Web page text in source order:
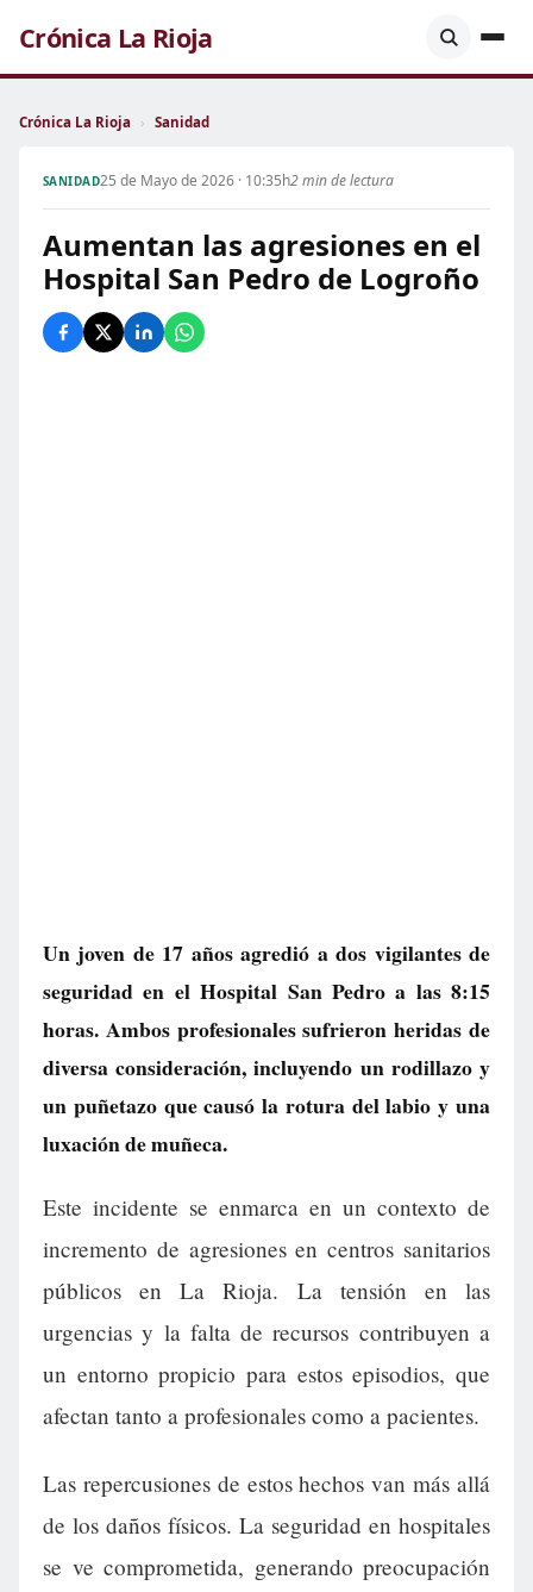
Crónica La Rioja
Crónica La Rioja › Sanidad
SANIDAD25 de Mayo de 2026 · 10:35h2 min de lectura
Aumentan las agresiones en el
Hospital San Pedro de Logroño
Un joven de 17 años agredió a dos vigilantes de
seguridad en el Hospital San Pedro a las 8:15
horas. Ambos profesionales sufrieron heridas de
diversa consideración, incluyendo un rodillazo y
un puñetazo que causó la rotura del labio y una
luxación de muñeca.
Este incidente se enmarca en un contexto de
incremento de agresiones en centros sanitarios
públicos en La Rioja. La tensión en las
urgencias y la falta de recursos contribuyen a
un entorno propicio para estos episodios, que
afectan tanto a profesionales como a pacientes.
Las repercusiones de estos hechos van más allá
de los daños físicos. La seguridad en hospitales
se ve comprometida, generando preocupación